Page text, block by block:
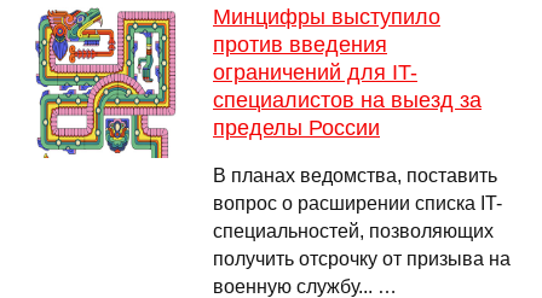
Минцифры выступило
против введения
ограничений для IT-
специалистов на выезд за
пределы России
В планах ведомства, поставить
вопрос о расширении списка IT-
специальностей, позволяющих
получить отсрочку от призыва на
военную службу... …